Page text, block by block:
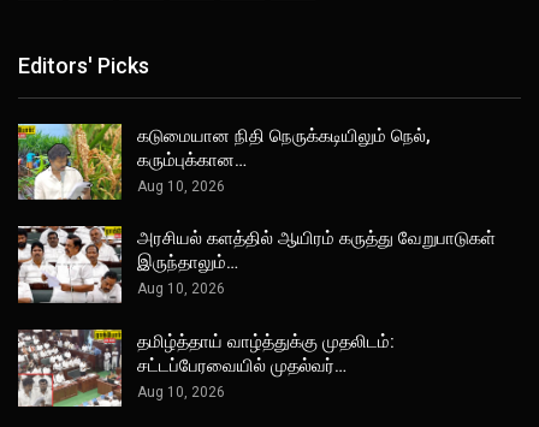
Editors' Picks
கடுமையான நிதி நெருக்கடியிலும் நெல்,
கரும்புக்கான…
Aug 10, 2026
அரசியல் களத்தில் ஆயிரம் கருத்து வேறுபாடுகள்
இருந்தாலும்…
Aug 10, 2026
தமிழ்த்தாய் வாழ்த்துக்கு முதலிடம்:
சட்டப்பேரவையில் முதல்வர்…
Aug 10, 2026